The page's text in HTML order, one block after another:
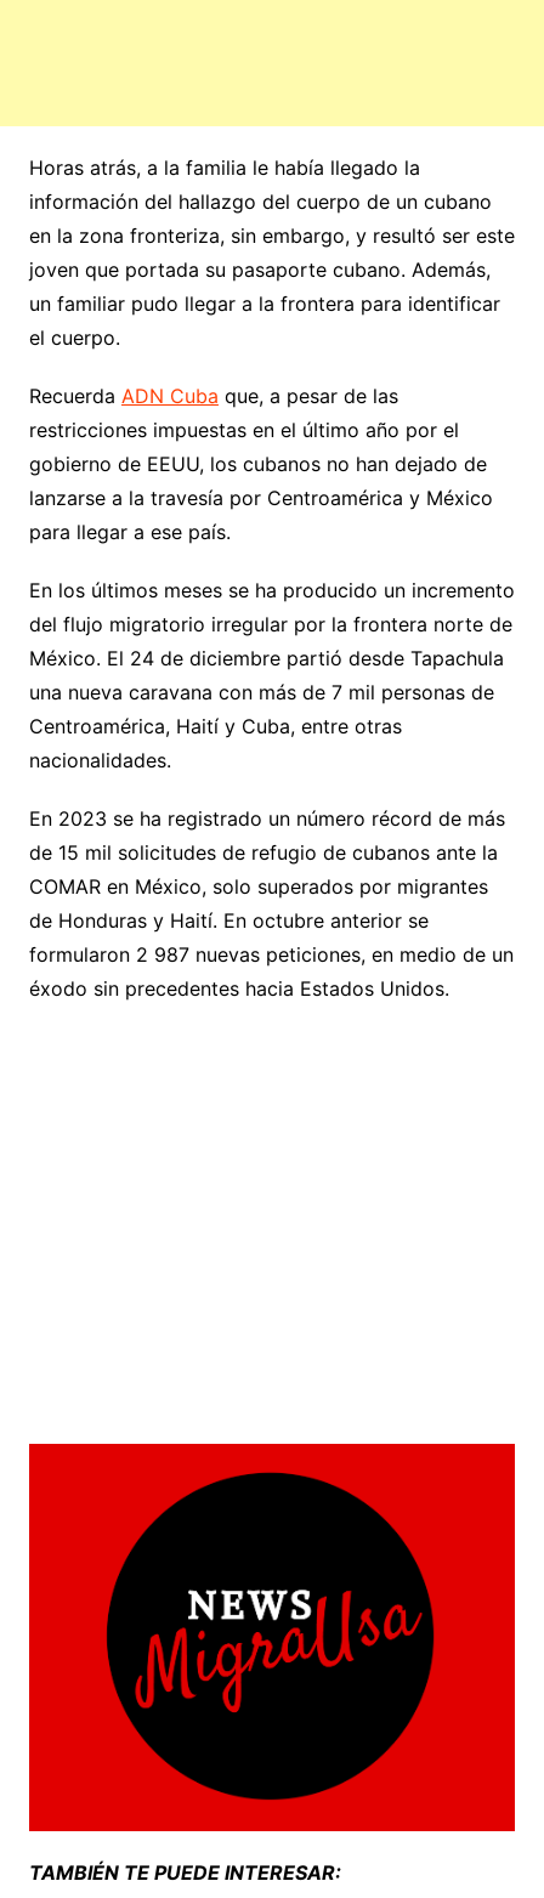
Horas atrás, a la familia le había llegado la
información del hallazgo del cuerpo de un cubano
en la zona fronteriza, sin embargo, y resultó ser este
joven que portada su pasaporte cubano. Además,
un familiar pudo llegar a la frontera para identificar
el cuerpo.
Recuerda ADN Cuba que, a pesar de las
restricciones impuestas en el último año por el
gobierno de EEUU, los cubanos no han dejado de
lanzarse a la travesía por Centroamérica y México
para llegar a ese país.
En los últimos meses se ha producido un incremento
del flujo migratorio irregular por la frontera norte de
México. El 24 de diciembre partió desde Tapachula
una nueva caravana con más de 7 mil personas de
Centroamérica, Haití y Cuba, entre otras
nacionalidades.
En 2023 se ha registrado un número récord de más
de 15 mil solicitudes de refugio de cubanos ante la
COMAR en México, solo superados por migrantes
de Honduras y Haití. En octubre anterior se
formularon 2 987 nuevas peticiones, en medio de un
éxodo sin precedentes hacia Estados Unidos.
TAMBIÉN TE PUEDE INTERESAR: